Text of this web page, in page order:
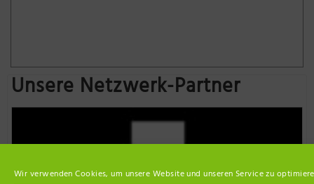
Wir verwenden Cookies, um unsere Website und unseren Service zu
Unsere Netzwerk-Partner